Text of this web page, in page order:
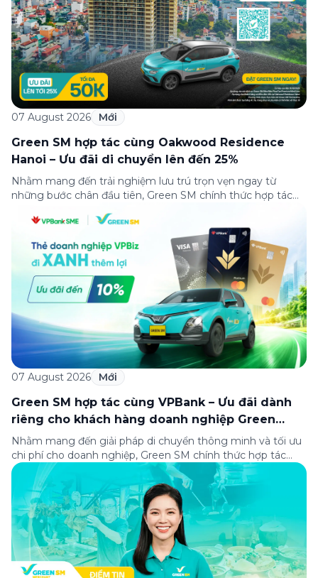
07 August 2026 Mới
Green SM hợp tác cùng Oakwood Residence
Hanoi – Ưu đãi di chuyển lên đến 25%
Nhằm mang đến trải nghiệm lưu trú trọn vẹn ngay từ
những bước chân đầu tiên, Green SM chính thức hợp tác
đãi di chuyển dành riêng cho khách hàng có điểm đi hoặc
điểm đến tại khu căn hộ dịch vụ này. Tọa lạc trong […]
07 August 2026 Mới
Green SM hợp tác cùng VPBank – Ưu đãi dành
riêng cho khách hàng doanh nghiệp Green
Business
Nhằm mang đến giải pháp di chuyển thông minh và tối ưu
chi phí cho doanh nghiệp, Green SM chính thức hợp tác
cùng VPBank triển khai chương trình ưu đãi dành riêng cho
khách hàng đăng ký thẻ Doanh nghiệp Green Business.
Thông qua chương trình, doanh nghiệp có thể tận hưởng
nhiều ưu […]